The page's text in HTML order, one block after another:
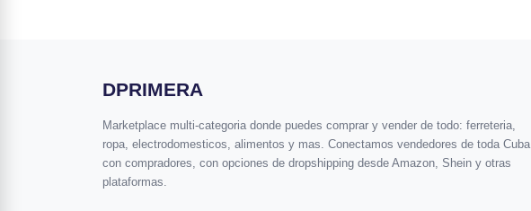
DPRIMERA
Marketplace multi-categoria donde puedes comprar y vender de todo: ferreteria,
ropa, electrodomesticos, alimentos y mas. Conectamos vendedores de toda Cuba
con compradores, con opciones de dropshipping desde Amazon, Shein y otras
plataformas.